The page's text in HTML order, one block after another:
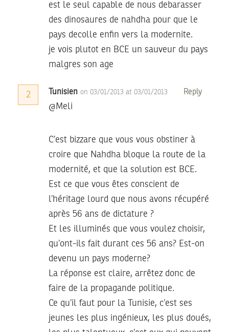
est le seul capable de nous debarasser
des dinosaures de nahdha pour que le
pays decolle enfin vers la modernite.
je vois plutot en BCE un sauveur du pays
malgres son age
2 Tunisien on 03/01/2013 at 03/01/2013 Reply
@Meli
C’est bizzare que vous vous obstiner à
croire que Nahdha bloque la route de la
modernité, et que la solution est BCE.
Est ce que vous êtes conscient de
l’héritage lourd que nous avons récupéré
après 56 ans de dictature ?
Et les illuminés que vous voulez choisir,
qu’ont-ils fait durant ces 56 ans? Est-on
devenu un pays moderne?
La réponse est claire, arrêtez donc de
faire de la propagande politique.
Ce qu’il faut pour la Tunisie, c’est ses
jeunes les plus ingénieux, les plus doués,